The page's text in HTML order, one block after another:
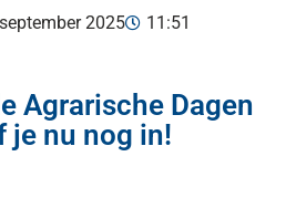
2025
11:51
Agrarische Dagen
je nu nog in!